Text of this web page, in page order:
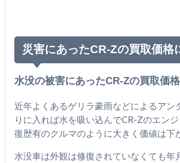
災害にあったCR-Zの買取価格
水没の被害にあったCR-Zの買取価格
近年よくあるゲリラ豪雨などによるアン
りに入れば水を吸い込んでCR-Zのエン
復歴有のクルマのように大きく価値は下
水没車は外観は修復されていなくても年